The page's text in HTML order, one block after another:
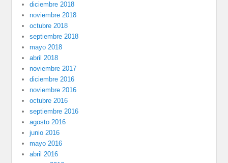
diciembre 2018
noviembre 2018
octubre 2018
septiembre 2018
mayo 2018
abril 2018
noviembre 2017
diciembre 2016
noviembre 2016
octubre 2016
septiembre 2016
agosto 2016
junio 2016
mayo 2016
abril 2016